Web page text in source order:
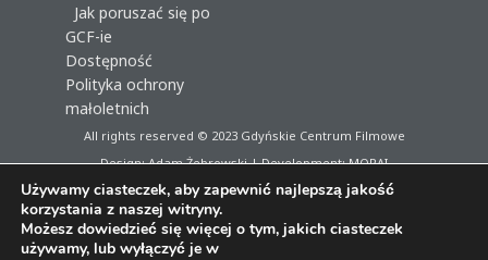
Jak poruszać się po
GCF-ie
Dostępność
Polityka ochrony
małoletnich
All rights reserved © 2023Gdyńskie Centrum Filmowe
Design: Adam Żebrowski | Development:MORAI
Używamy ciasteczek, aby zapewnić najlepszą jakość
korzystania z naszej witryny.
Możesz dowiedzieć się więcej o tym, jakich ciasteczek
używamy, lub wyłączyć je w